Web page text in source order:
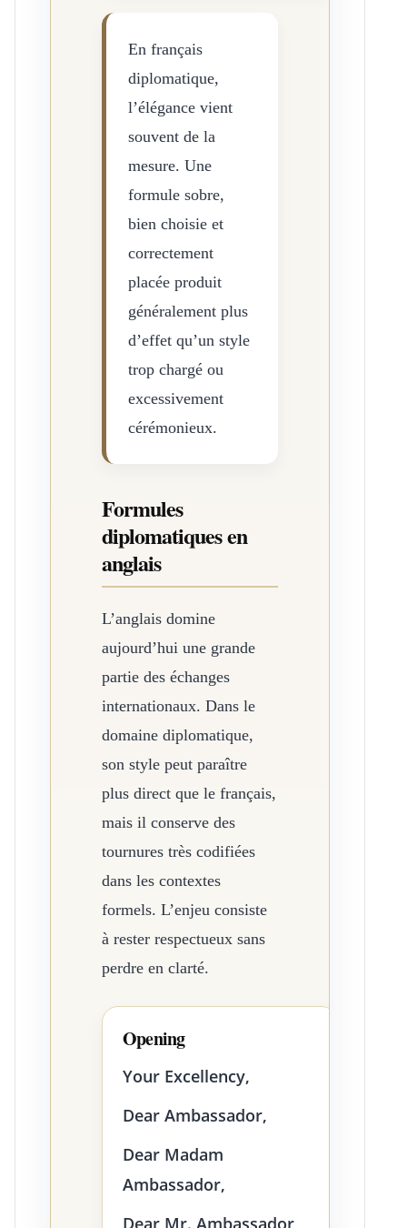
En français
diplomatique,
l’élégance vient
souvent de la
mesure. Une
formule sobre,
bien choisie et
correctement
placée produit
généralement plus
d’effet qu’un style
trop chargé ou
excessivement
cérémonieux.
Formules
diplomatiques en
anglais
L’anglais domine
aujourd’hui une grande
partie des échanges
internationaux. Dans le
domaine diplomatique,
son style peut paraître
plus direct que le français,
mais il conserve des
tournures très codifiées
dans les contextes
formels. L’enjeu consiste
à rester respectueux sans
perdre en clarté.
Opening
Your Excellency,
Dear Ambassador,
Dear Madam
Ambassador,
Dear Mr. Ambassador,